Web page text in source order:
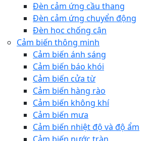
Đèn cảm ứng cầu thang
Đèn cảm ứng chuyển động
Đèn học chống cận
Cảm biến thông minh
Cảm biến ánh sáng
Cảm biến báo khói
Cảm biến cửa từ
Cảm biến hàng rào
Cảm biến không khí
Cảm biến mưa
Cảm biến nhiệt độ và độ ẩm